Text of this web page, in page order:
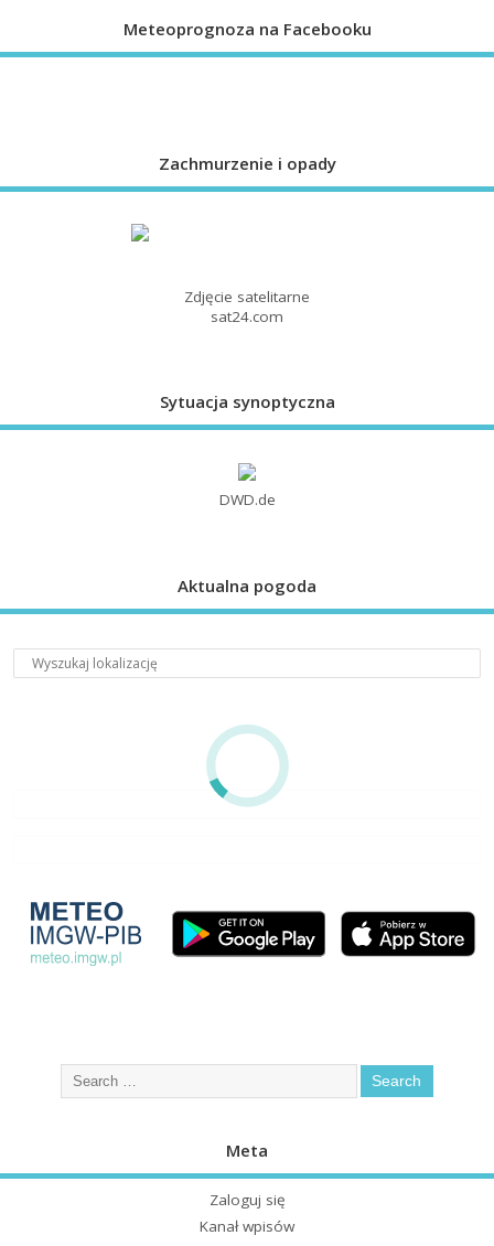
Meteoprognoza na Facebooku
Zachmurzenie i opady
Zdjęcie satelitarne
sat24.com
Sytuacja synoptyczna
DWD.de
Aktualna pogoda
Meta
Zaloguj się
Kanał wpisów